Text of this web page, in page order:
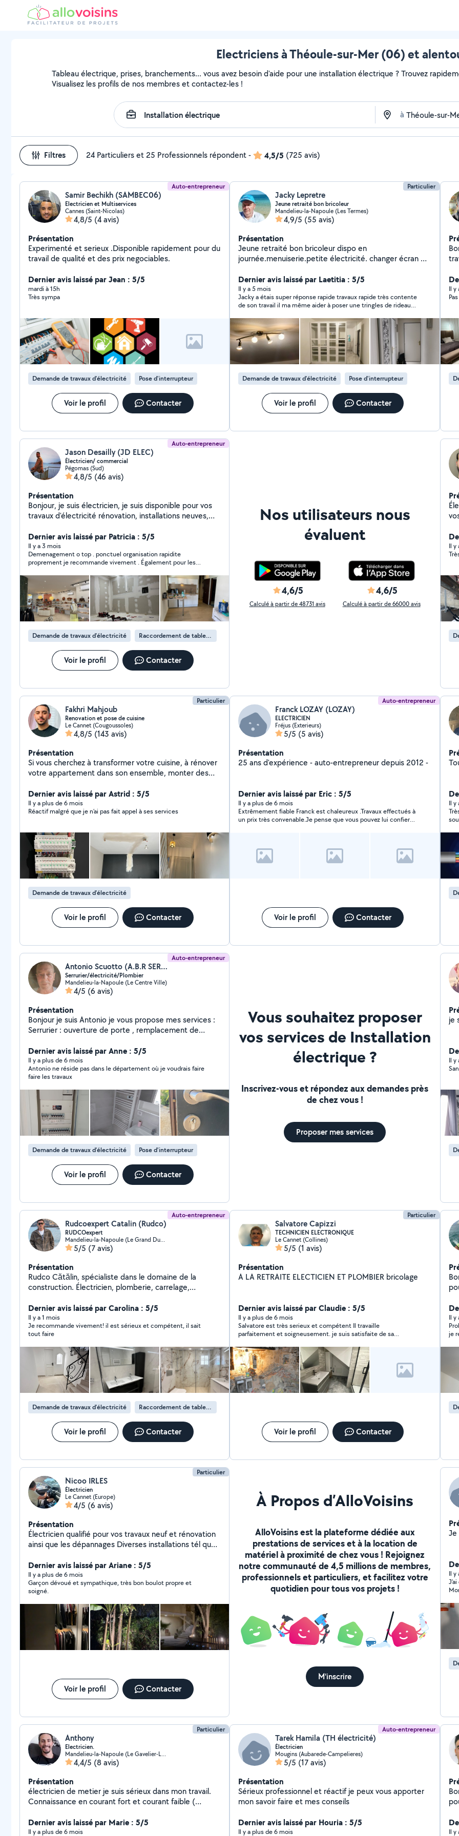
Electriciens à Théoule-sur-Mer (06) et
Tableau électrique, prises, branchements... vous avez besoin d'aide pour une installation électrique ? Trouvez
Visualisez les profils de nos membres et contactez-les !
à
Filtres 24 Particuliers et 25 Professionnels répondent- 4,5/5 (725 avis)
Auto-entrepreneur
Samir Bechikh (SAMBEC06)
Electricien et Multiservices
Cannes (Saint-Nicolas)
4,8/5 (4 avis)
Présentation
Experimenté et serieux .Disponible rapidement pour du
travail de qualité et des prix negociables.
Dernier avis laissé par Jean : 5/5
mardi à 15h
Très sympa
Demande de travaux d’électricité Pose d'interrupteur
Voir le profil Contacter
Particulier
Jacky Lepretre
Jeune retraité bon bricoleur
Mandelieu-la-Napoule (Les Termes)
4,9/5 (55 avis)
Présentation
Jeune retraité bon bricoleur dispo en
journée.menuiserie.petite électricité. changer écran de
personnes a plus de 10 km.le site ne me le permet pas.
Dernier avis laissé par Laetitia : 5/5
Il y a 5 mois
Jacky a étais super réponse rapide travaux rapide très contente
de son travail il ma même aider à poser une tringles de rideaux
Demande de travaux d’électricité Pose d'interrupteur
Voir le profil Contacter
Il y
Auto-entrepreneur
Jason Desailly (JD ELEC)
Électricien/ commercial
Pégomas (Sud)
4,8/5 (46 avis)
Présentation
Bonjour, je suis électricien, je suis disponible pour vos
travaux d'électricité rénovation, installations neuves,
Dernier avis laissé par Patricia : 5/5
Il y a 3 mois
Demenagement o top . ponctuel organisation rapidite
proprement je recommande vivement . Également pour les
dressing travail rapide installation nickel . je recommande
vivement .
Demande de travaux d’électricité Raccordement de tableau électrique
Voir le profil Contacter
Nos utilisateurs nous
évaluent
4,6/5
Calculé à partir de 48731 avis
4,6/5
Calculé à partir de 66000 avis
demandes.
Il y
Particulier
Fakhri Mahjoub
Renovation et pose de cuisine
Le Cannet (Cougoussoles)
4,8/5 (143 avis)
Présentation
Si vous cherchez à transformer votre cuisine, à rénover
votre appartement dans son ensemble, monter des
mesures je serais ravi de mettre mes compétences et
mon savoir-faire à votre service pour créer un espace
de vie qui allie esthétisme, fonctionnalité et innovation.
fil des années une expertise précieuse dans la
rénovation d'appartements, qui va bien au-delà de
l'installation de cuisines. Fort de mes compétences en
électricité, plomberie et en tout type de bricolage et
petit travaux , je suis en mesure d'offrir à mes clients un
service complet et professionnel pour transformer
leurs espaces de vie Ensemble, nous ferons de votre
projet de rénovation une réalité réussie et durable
Dernier avis laissé par Astrid : 5/5
Il y a plus de 6 mois
Réactif malgré que je n’ai pas fait appel à ses services
Demande de travaux d’électricité
Voir le profil Contacter
Auto-entrepreneur
Franck LOZAY (LOZAY)
ELECTRICIEN
Fréjus (Exterieurs)
5/5 (5 avis)
Présentation
25 ans d'expérience - auto-entrepreneur depuis 2012 -
Dernier avis laissé par Eric : 5/5
Il y a plus de 6 mois
Extrêmement fiable Franck est chaleureux .Travaux effectués à
un prix très convenable.Je pense que vous pouvez lui confier
Voir le profil Contacter
Il y
Auto-entrepreneur
Antonio Scuotto (A.B.R SERVICE)
Serrurier/électricité/Plombier
Mandelieu-la-Napoule (Le Centre Ville)
4/5 (6 avis)
Présentation
Bonjour je suis Antonio je vous propose mes services :
Serrurier : ouverture de porte , remplacement de
panne , remplacement de tableau électrique
Dernier avis laissé par Anne : 5/5
Il y a plus de 6 mois
Antonio ne réside pas dans le département où je voudrais faire
faire les travaux
Demande de travaux d’électricité Pose d'interrupteur
Voir le profil Contacter
Vous souhaitez proposer
vos services de Installation
électrique ?
Inscrivez-vous et répondez aux demandes près
de chez vous !
Proposer mes services
je
Il y
Auto-entrepreneur
Rudcoexpert Catalin (Rudco)
RUDCOexpert
Mandelieu-la-Napoule (Le Grand Duc-Minelle)
5/5 (7 avis)
Présentation
Rudco Cătălin, spécialiste dans le domaine de la
construction. Électricien, plomberie, carrelage,
Dernier avis laissé par Carolina : 5/5
Il y a 1 mois
Je recommande vivement! il est sérieux et compétent, il sait
tout faire
Demande de travaux d’électricité Raccordement de tableau électrique
Voir le profil Contacter
Particulier
Salvatore Capizzi
TECHNICIEN ELECTRONIQUE
Le Cannet (Collines)
5/5 (1 avis)
Présentation
A LA RETRAITE ELECTICIEN ET PLOMBIER bricolage
Dernier avis laissé par Claudie : 5/5
Il y a plus de 6 mois
Salvatore est très serieux et compétent Il travaille
parfaitement et soigneusement. je suis satisfaite de sa
très bientôt.
Voir le profil Contacter
Bonjour
et
pour
Il y
je
Particulier
Nicoo IRLES
Électricien
Le Cannet (Europe)
4/5 (6 avis)
Présentation
Électricien qualifié pour vos travaux neuf et rénovation
ainsi que les dépannages Diverses installations tél que
possibilité de commande domotique sans fils ou
système classique horloge, interrupteur, telerupteur
Pose et programmation de moteur Somfy Mise en
conformité de vos installations électriques qui
paraissent visuellement correcte mais en réalité
présente un danger pour vous ou vos locataires
Dernier avis laissé par Ariane : 5/5
Il y a plus de 6 mois
Garçon dévoué et sympathique, très bon boulot propre et
soigné.
Voir le profil Contacter
À Propos d’AlloVoisins
AlloVoisins est la plateforme dédiée aux
prestations de services et à la location de
matériel à proximité de chez vous ! Rejoignez
notre communauté de 4,5 millions de membres,
professionnels et particuliers, et facilitez votre
quotidien pour tous vos projets !
M'inscrire
Il y
Particulier
Anthony
Electricien.
Mandelieu-la-Napoule (Le Gavelier-La Tour)
4,4/5 (8 avis)
Présentation
électricien de metier je suis sérieux dans mon travail.
Connaissance en courant fort et courant faible (
Dernier avis laissé par Marie : 5/5
Il y a plus de 6 mois
Auto-entrepreneur
Tarek Hamila (TH électricité)
Électricien
Mougins (Aubarede-Campelieres)
5/5 (17 avis)
Présentation
Sérieux professionnel et réactif je peux vous apporter
mon savoir faire et mes conseils
Dernier avis laissé par Houria : 5/5
Il y a plus de 6 mois
Il y